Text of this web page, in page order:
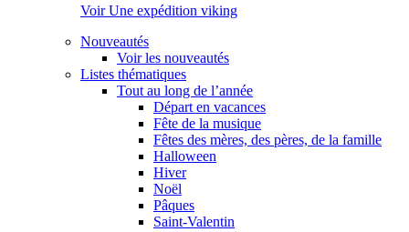
Voir Une expédition viking
Nouveautés
Voir les nouveautés
Listes thématiques
Tout au long de l’année
Départ en vacances
Fête de la musique
Fêtes des mères, des pères, de la famille
Halloween
Hiver
Noël
Pâques
Saint-Valentin